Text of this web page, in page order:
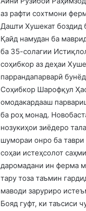
аз рафти сохтмони
Дашти Хушекат боздид
Қайд намудан ба
ба 35-солагии
соҳибкор аз деҳаи
паррандапарварӣ
Соҳибкор Шарофқул
омодакардааш
ба роҳ монад.
нозукиҳои зиёдеро
шумораи онро ба
соҳаи истеҳсолот
даромадани ин ферма
тару тоза таъмин
маводи заруриро
Бояд гуфт, ки таъсиси